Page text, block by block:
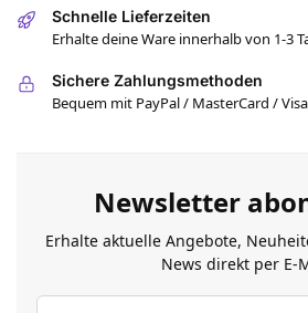
Schnelle Lieferzeiten
Erhalte deine Ware innerhalb von 1-3
Sichere Zahlungsmethoden
Bequem mit PayPal / MasterCard /
Newsletter
Erhalte aktuelle Angebote,
News direkt per E-